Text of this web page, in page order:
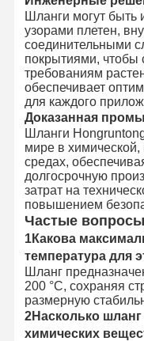
Шланги могут быть
узорами плетен,
соединительными
покрытиями, чтобы
требованиям
обеспечивает
для каждого
Доказанная
Шланги
мире в химической,
средах,
долгосрочную
затрат на
повышением
Частые вопросы
1Какова
температура для
Шланг
200 °C, сохраняя
размерную
2Насколько
химических